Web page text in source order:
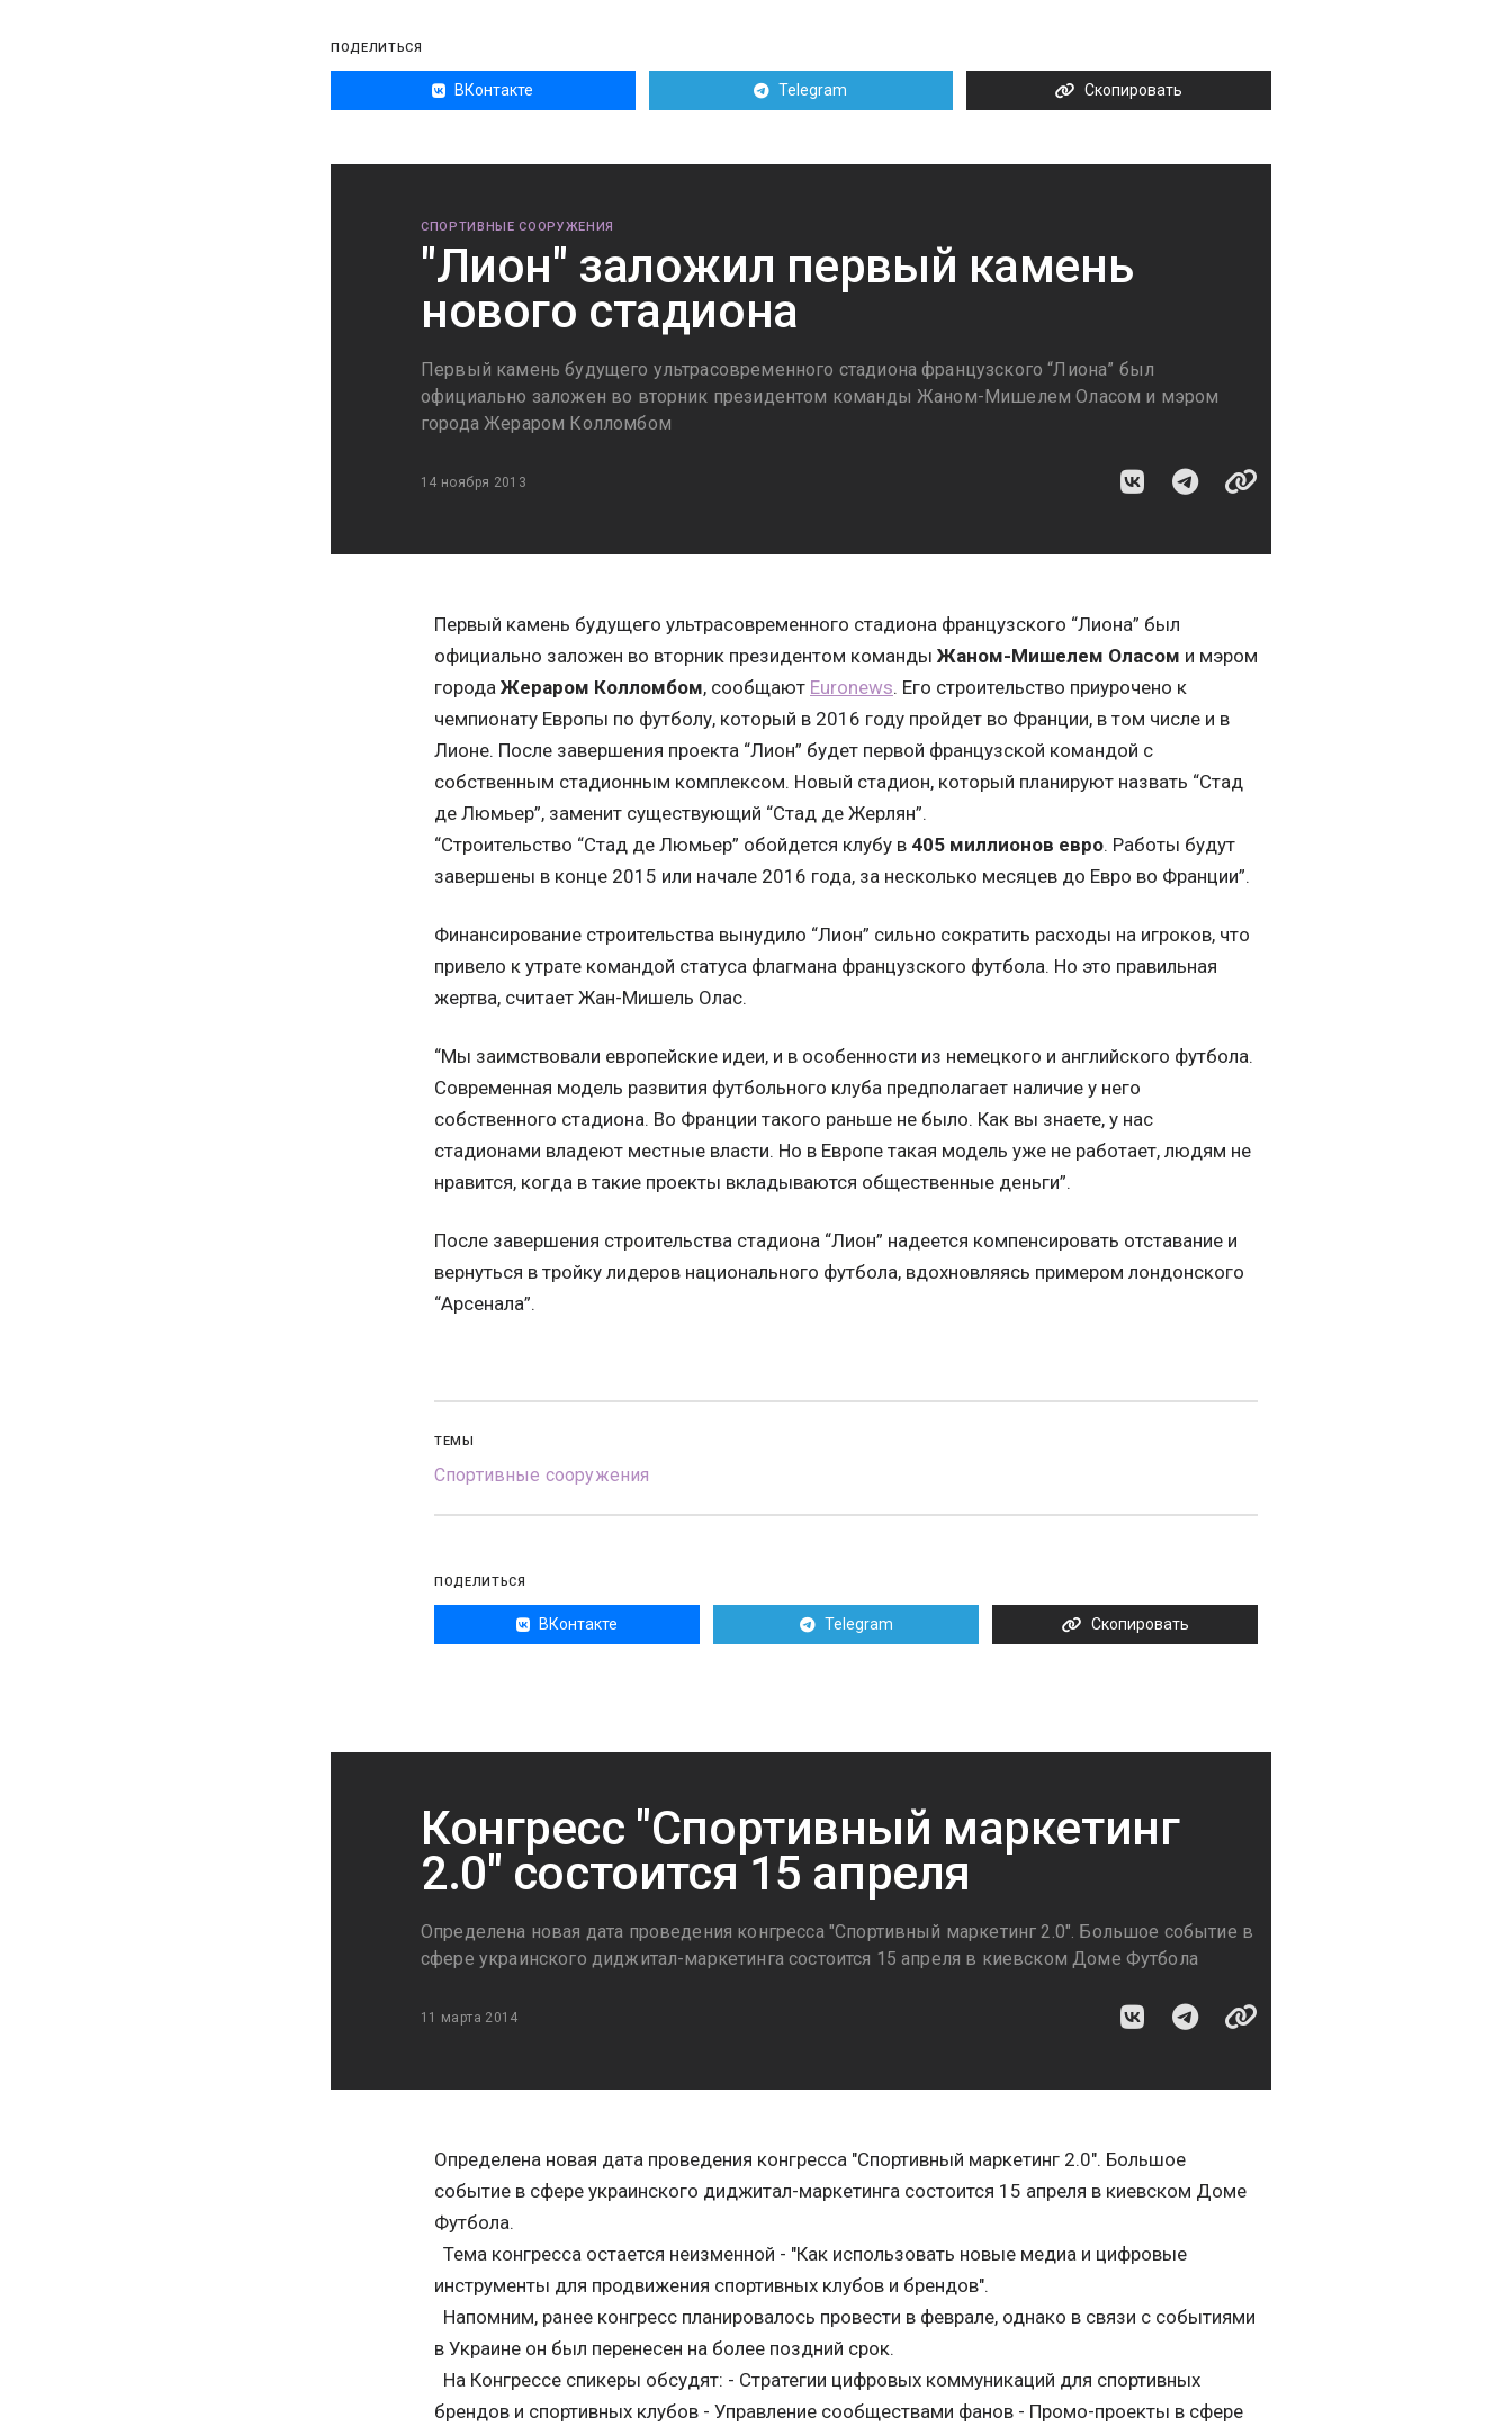
ПОДЕЛИТЬСЯ
ВКонтакте Telegram Скопировать
СПОРТИВНЫЕ СООРУЖЕНИЯ
"Лион" заложил первый камень
нового стадиона
Первый камень будущего ультрасовременного стадиона французского “Лиона” был
официально заложен во вторник президентом команды Жаном-Мишелем Оласом и мэром
города Жераром Колломбом
14 ноября 2013
Первый камень будущего ультрасовременного стадиона французского “Лиона” был
официально заложен во вторник президентом команды Жаном-Мишелем Оласом и мэром
города Жераром Колломбом, сообщают Euronews. Его строительство приурочено к
чемпионату Европы по футболу, который в 2016 году пройдет во Франции, в том числе и в
Лионе. После завершения проекта “Лион” будет первой французской командой с
собственным стадионным комплексом. Новый стадион, который планируют назвать “Стад
де Люмьер”, заменит существующий “Стад де Жерлян”.
“Строительство “Стад де Люмьер” обойдется клубу в 405 миллионов евро. Работы будут
завершены в конце 2015 или начале 2016 года, за несколько месяцев до Евро во Франции”.
Финансирование строительства вынудило “Лион” сильно сократить расходы на игроков, что
привело к утрате командой статуса флагмана французского футбола. Но это правильная
жертва, считает Жан-Мишель Олас.
“Мы заимствовали европейские идеи, и в особенности из немецкого и английского футбола.
Современная модель развития футбольного клуба предполагает наличие у него
собственного стадиона. Во Франции такого раньше не было. Как вы знаете, у нас
стадионами владеют местные власти. Но в Европе такая модель уже не работает, людям не
нравится, когда в такие проекты вкладываются общественные деньги”.
После завершения строительства стадиона “Лион” надеется компенсировать отставание и
вернуться в тройку лидеров национального футбола, вдохновляясь примером лондонского
“Арсенала”.
ТЕМЫ
Спортивные сооружения
ПОДЕЛИТЬСЯ
ВКонтакте Telegram Скопировать
Конгресс "Спортивный маркетинг
2.0" состоится 15 апреля
Определена новая дата проведения конгресса "Спортивный маркетинг 2.0". Большое событие в
сфере украинского диджитал-маркетинга состоится 15 апреля в киевском Доме Футбола
11 марта 2014
Определена новая дата проведения конгресса "Спортивный маркетинг 2.0". Большое
событие в сфере украинского диджитал-маркетинга состоится 15 апреля в киевском Доме
Футбола.
Тема конгресса остается неизменной - "Как использовать новые медиа и цифровые
инструменты для продвижения спортивных клубов и брендов".
Напомним, ранее конгресс планировалось провести в феврале, однако в связи с событиями
в Украине он был перенесен на более поздний срок.
На Конгрессе спикеры обсудят: - Стратегии цифровых коммуникаций для спортивных
брендов и спортивных клубов - Управление сообществами фанов - Промо-проекты в сфере